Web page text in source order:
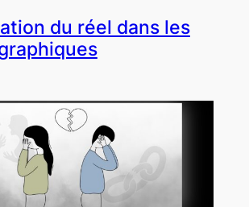
du réel dans les